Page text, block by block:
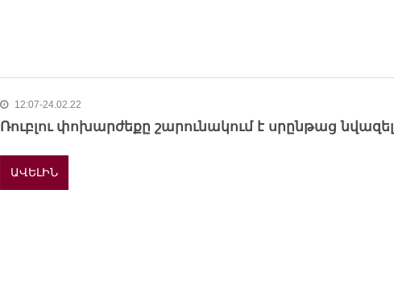
12:07-24.02.22
Ռուբլու փոխարժեքը շարունակում է սրընթաց նվազել
ԱՎԵԼԻՆ